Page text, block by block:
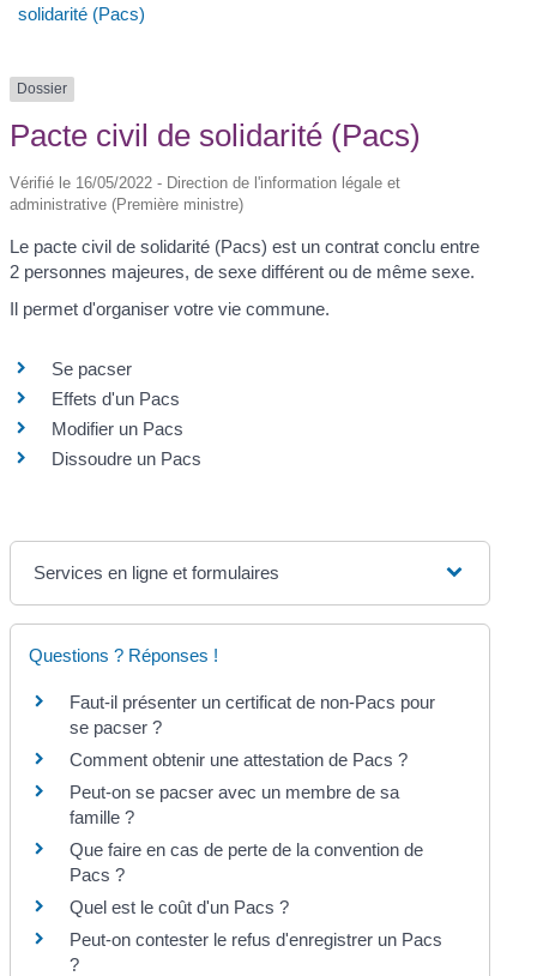
solidarité (Pacs)
Dossier
Pacte civil de solidarité (Pacs)
Vérifié le 16/05/2022 - Direction de l'information légale et
administrative (Première ministre)
Le pacte civil de solidarité (Pacs) est un contrat conclu entre
2 personnes majeures, de sexe différent ou de même sexe.
Il permet d'organiser votre vie commune.
Se pacser
Effets d'un Pacs
Modifier un Pacs
Dissoudre un Pacs
Services en ligne et formulaires
Questions ? Réponses !
Faut-il présenter un certificat de non-Pacs pour
se pacser ?
Comment obtenir une attestation de Pacs ?
Peut-on se pacser avec un membre de sa
famille ?
Que faire en cas de perte de la convention de
Pacs ?
Quel est le coût d'un Pacs ?
Peut-on contester le refus d'enregistrer un Pacs
?